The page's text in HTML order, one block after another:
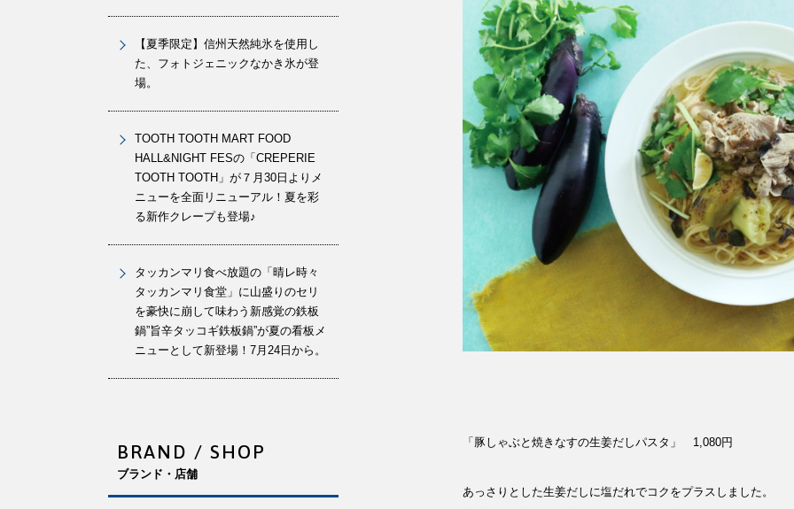
「豚しゃぶと焼きなすの生姜だしパスタ」 1,080円
あっさりとした生姜だしに塩だれでコクをプラスしました。
【夏季限定】信州天然純氷を使用し
た、フォトジェニックなかき氷が登
場。
TOOTH TOOTH MART FOOD
HALL&NIGHT FESの「CREPERIE
TOOTH TOOTH」が７月30日よりメ
ニューを全面リニューアル！夏を彩
る新作クレープも登場♪
タッカンマリ食べ放題の「晴レ時々
タッカンマリ食堂」に山盛りのセリ
を豪快に崩して味わう新感覚の鉄板
鍋”旨辛タッコギ鉄板鍋”が夏の看板メ
ニューとして新登場！7月24日から。
BRAND / SHOP
ブランド・店舗